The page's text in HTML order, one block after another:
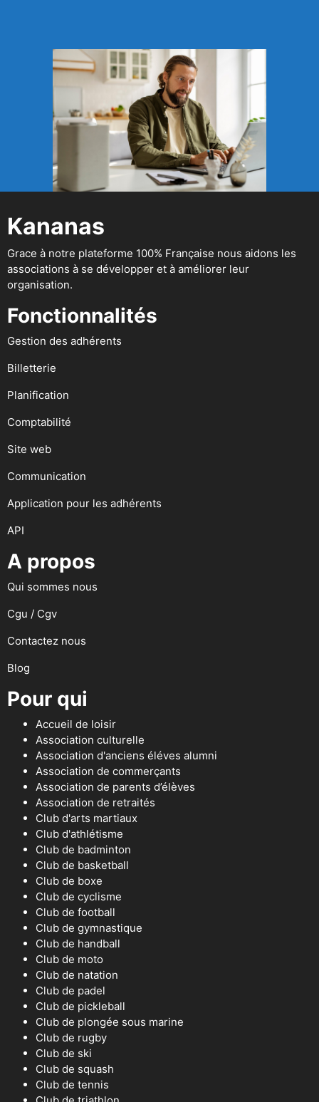
Kananas
Grace à notre plateforme 100% Française nous aidons les
associations à se développer et à améliorer leur
organisation.
Fonctionnalités
Gestion des adhérents
Billetterie
Planification
Comptabilité
Site web
Communication
Application pour les adhérents
API
A propos
Qui sommes nous
Cgu / Cgv
Contactez nous
Blog
Pour qui
Accueil de loisir
Association culturelle
Association d'anciens éléves alumni
Association de commerçants
Association de parents d’élèves
Association de retraités
Club d'arts martiaux
Club d'athlétisme
Club de badminton
Club de basketball
Club de boxe
Club de cyclisme
Club de football
Club de gymnastique
Club de handball
Club de moto
Club de natation
Club de padel
Club de pickleball
Club de plongée sous marine
Club de rugby
Club de ski
Club de squash
Club de tennis